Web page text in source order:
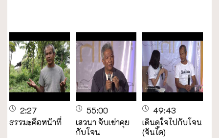
2:27
ธรรมะคือหน้าที่
55:00
เสวนา จับเข่าคุย
กับโจน
49:43
เดินดูใจไปกับโจน
(จันได)